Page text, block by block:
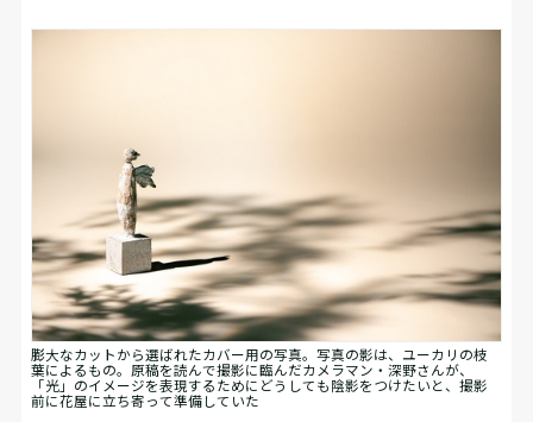
膨大なカットから選ばれたカバー用の写真。写真の影は、ユーカリの枝
葉によるもの。原稿を読んで撮影に臨んだカメラマン・深野さんが、
「光」のイメージを表現するためにどうしても陰影をつけたいと、撮影
前に花屋に立ち寄って準備していた